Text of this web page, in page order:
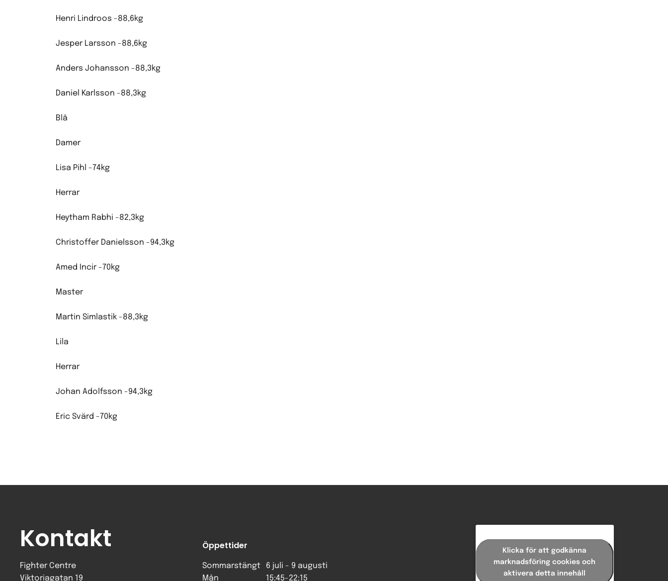
Henri Lindroos -88,6kg
Jesper Larsson -88,6kg
Anders Johansson -88,3kg
Daniel Karlsson -88,3kg
Blå
Damer
Lisa Pihl -74kg
Herrar
Heytham Rabhi -82,3kg
Christoffer Danielsson -94,3kg
Amed Incir -70kg
Master
Martin Simlastik -88,3kg
Lila
Herrar
Johan Adolfsson -94,3kg
Eric Svärd -70kg
Kontakt
Fighter Centre
Viktoriagatan 19
Öppettider
Sommarstängt
6 juli - 9 augusti
Mån
15:45-22:15
Klicka för att godkänna
marknadsföring cookies och
aktivera detta innehåll